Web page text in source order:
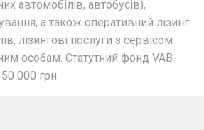
автомобілів, автобусів),
а також оперативний лізинг
лізингові послуги з сервісом
особам. Статутний фонд VAB
000 грн.